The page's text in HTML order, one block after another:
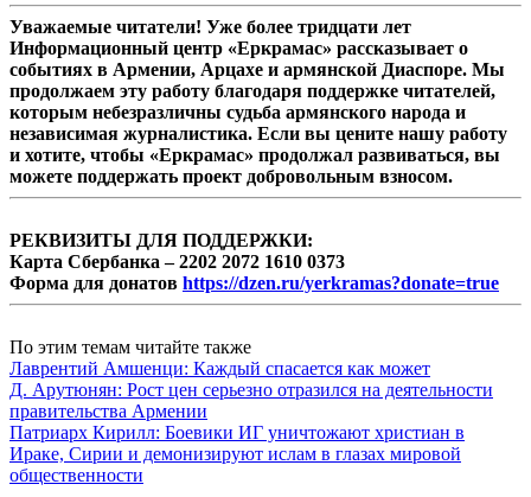
Уважаемые читатели! Уже более тридцати лет
Информационный центр «Еркрамас» рассказывает о
событиях в Армении, Арцахе и армянской Диаспоре. Мы
продолжаем эту работу благодаря поддержке читателей,
которым небезразличны судьба армянского народа и
независимая журналистика. Если вы цените нашу работу
и хотите, чтобы «Еркрамас» продолжал развиваться, вы
можете поддержать проект добровольным взносом.
РЕКВИЗИТЫ ДЛЯ ПОДДЕРЖКИ:
Карта Сбербанка – 2202 2072 1610 0373
Форма для донатов https://dzen.ru/yerkramas?donate=true
По этим темам читайте также
Лаврентий Амшенци: Каждый спасается как может
Д. Арутюнян: Рост цен серьезно отразился на деятельности
правительства Армении
Патриарх Кирилл: Боевики ИГ уничтожают христиан в
Ираке, Сирии и демонизируют ислам в глазах мировой
общественности